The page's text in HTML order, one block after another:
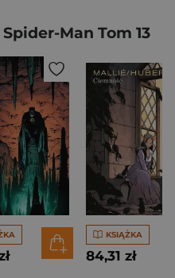
Man Tom 13
KSIĄŻKA
84,31 zł